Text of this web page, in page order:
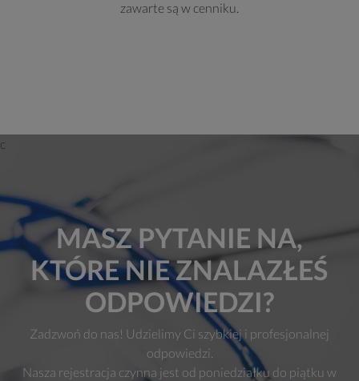
zawarte są w cenniku.
MASZ PYTANIE NA,
KTÓRE NIE ZNALAZŁEŚ
ODPOWIEDZI?
Zadzwoń do nas! Udzielimy Ci szybkiej i profesjonalnej
odpowiedzi.
Nasza rejestracja czynna jest od poniedziałku do piątku w